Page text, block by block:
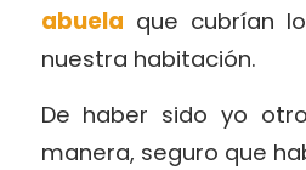
abuela que cubrían
nuestra habitación.
De haber sido yo
manera, seguro que